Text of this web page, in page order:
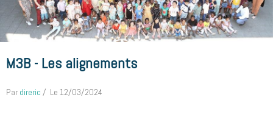
M3B - Les alignements
Par direric Le 12/03/2024